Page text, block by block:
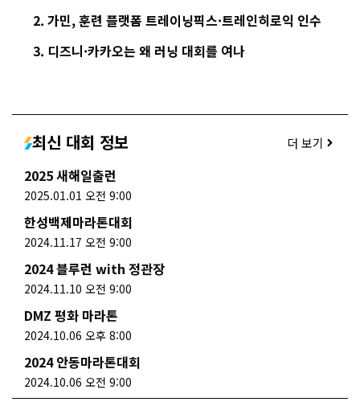
가민, 훈련 플랫폼 트레이닝픽스·트레인히로익 인수
디즈니·카카오는 왜 러닝 대회를 여나
최신 대회 정보 더 보기
2025 새해일출런
2025.01.01 오전 9:00
한성백제마라톤대회
2024.11.17 오전 9:00
2024 블루런 with 정관장
2024.11.10 오전 9:00
DMZ 평화 마라톤
2024.10.06 오후 8:00
2024 안동마라톤대회
2024.10.06 오전 9:00